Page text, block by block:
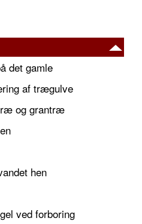
det gamle
af trægulve
og grantræ
hen
ved forboring